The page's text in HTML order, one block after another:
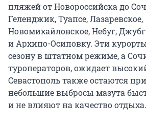
пляжей от Новороссийска до
Геленджик, Туапсе, Лазаревское,
Новомихайловское, Небуг,
и Архипо-Осиповку. Эти
сезону в штатном режиме, а
туроператоров, ожидает
Севастополь также остаются
небольшие выбросы мазута
и не влияют на качество отдыха.